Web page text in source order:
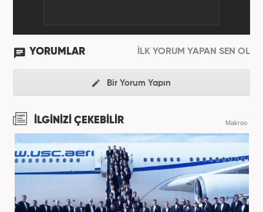
YORUMLAR İLK YORUM YAPAN SEN OL
Bir Yorum Yapın
İLGİNİZİ ÇEKEBİLİR Makroo